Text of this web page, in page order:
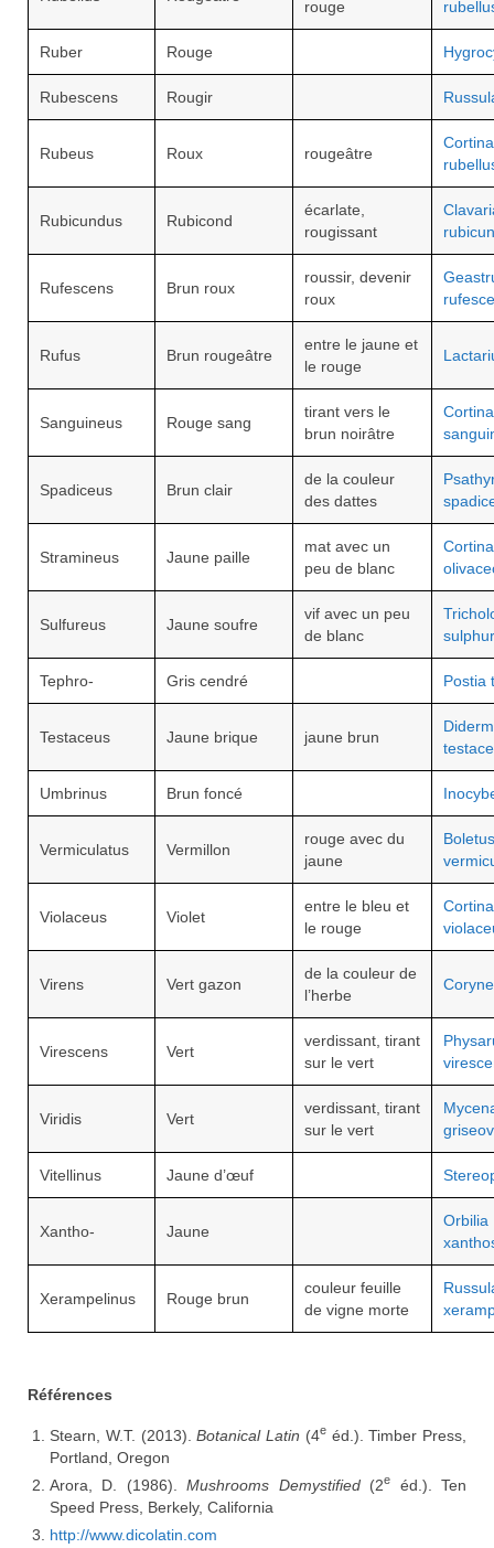
rouge
Ruber Rouge
Rubescens Rougir
Rubeus Roux rougeâtre
Rubicundus Rubicond
écarlate,
rougissant
Rufescens Brun roux
roussir, devenir
roux
Rufus Brun rougeâtre
entre le jaune et
le rouge
Sanguineus Rouge sang
tirant vers le
brun noirâtre
Spadiceus Brun clair
de la couleur
des dattes
Stramineus Jaune paille
mat avec un
peu de blanc
Sulfureus Jaune soufre
vif avec un peu
de blanc
Tephro- Gris cendré Postia
Testaceus Jaune brique jaune brun
Umbrinus Brun foncé
Vermiculatus Vermillon
rouge avec du
jaune
Boletus
Violaceus Violet
entre le bleu et
le rouge
Virens Vert gazon
de la couleur de
l’herbe
Virescens Vert
verdissant, tirant
sur le vert
Viridis Vert
verdissant, tirant
sur le vert
Vitellinus Jaune d’œuf
Xantho- Jaune
Orbilia
Xerampelinus Rouge brun
couleur feuille
de vigne morte
Références
Stearn, W.T. (2013).Botanical Latin (4eéd.). Timber Press,
Portland, Oregon
Arora, D. (1986).Mushrooms Demystified(2e
éd.). Ten
Speed Press, Berkely, California
http://www.dicolatin.com